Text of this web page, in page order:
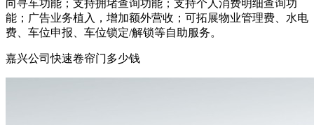
向寻车功能；支持拥堵查询功能；支持个人消费明细查询功
能；广告业务植入，增加额外营收；可拓展物业管理费、水电
费、车位申报、车位锁定/解锁等自助服务。
嘉兴公司快速卷帘门多少钱